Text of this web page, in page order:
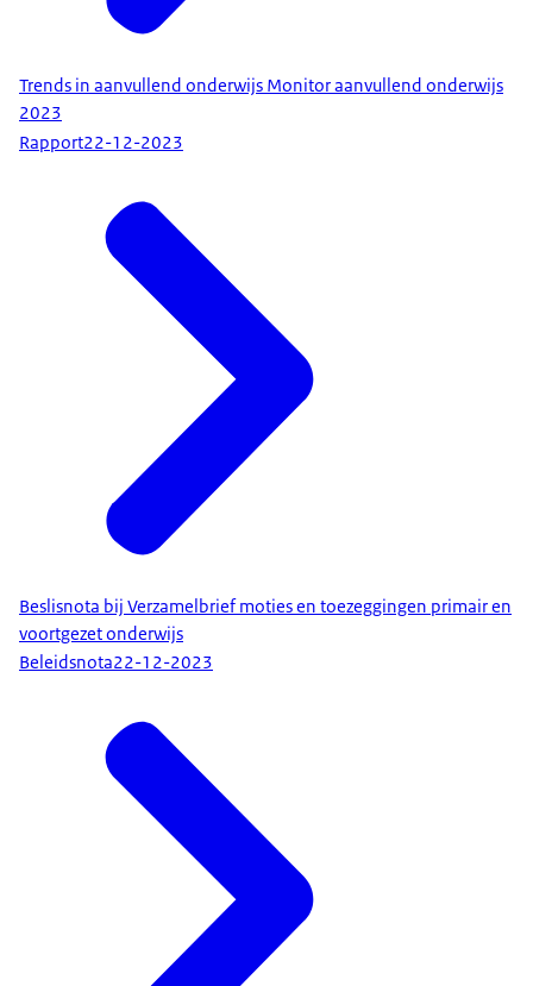
Trends in aanvullend onderwijs Monitor aanvullend onderwijs
2023
Rapport22-12-2023
Beslisnota bij Verzamelbrief moties en toezeggingen primair en
voortgezet onderwijs
Beleidsnota22-12-2023